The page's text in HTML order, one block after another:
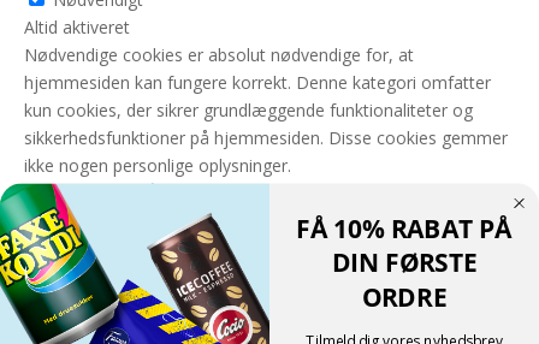
Altid aktiveret
Nødvendige cookies er absolut nødvendige for, at
hjemmesiden kan fungere korrekt. Denne kategori omfatter
kun cookies, der sikrer grundlæggende funktionaliteter og
sikkerhedsfunktioner på hjemmesiden. Disse cookies gemmer
ikke nogen personlige oplysninger.
GEM & ACCEPTÈR
Translate »
Powered by
Translate
Shopping cart0
Der er ingen produkter i kurven!
FÅ 10% RABAT PÅ
DIN FØRSTE
ORDRE